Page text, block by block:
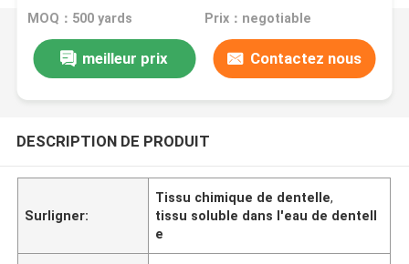
cercle de robes
MOQ：500 yards Prix：negotiable
meilleur prix Contactez nous
DESCRIPTION DE PRODUIT
Surligner:
Tissu chimique de dentelle,
tissu soluble dans l'eau de dentell
e